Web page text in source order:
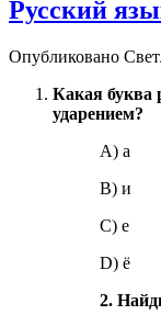
Русский
Опубликовано
Какая буква
ударением?
А) а
В) и
С) е
D) ё
2.